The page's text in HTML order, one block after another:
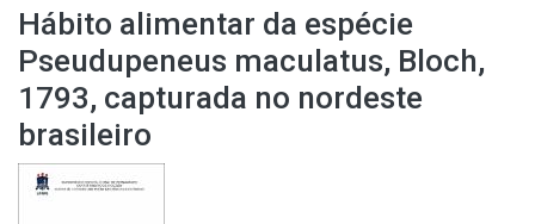
Hábito alimentar da espécie
Pseudupeneus maculatus, Bloch,
1793, capturada no nordeste
brasileiro